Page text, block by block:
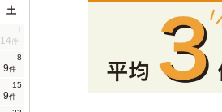
土
1
14件
8
9件
15
9件